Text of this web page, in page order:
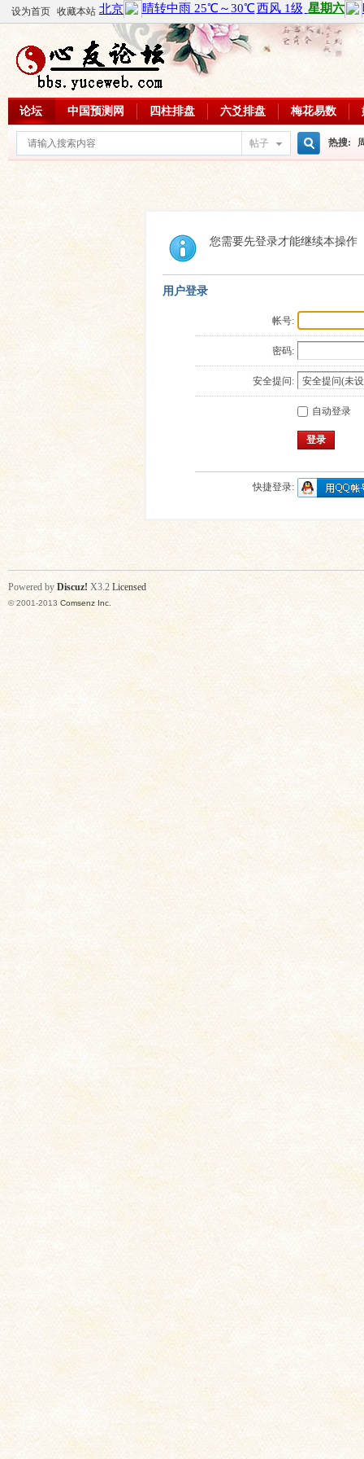
设为首页 收藏本站
论坛 中国预测网 四柱排盘 六爻排盘 梅花易数
帖子
索
热搜:
周易教
每日一
您需要先登录才能继续本操作
用户登录
帐号:
密码:
安全提问:
自动登录
登录
快捷登录:
Powered by Discuz! X3.2 Licensed
© 2001-2013 Comsenz Inc.